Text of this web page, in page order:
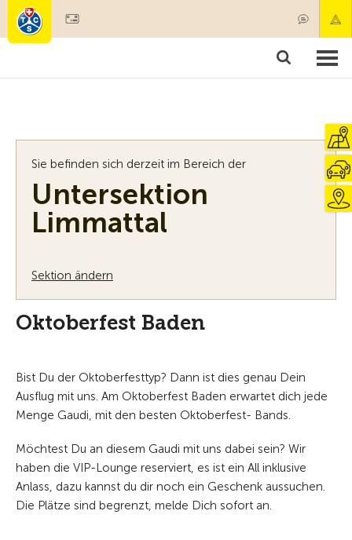
Mitgliedschaft & Leistungen
Sie befinden sich derzeit im Bereich der
Untersektion
Limmattal
Sektion ändern
Oktoberfest Baden
Bist Du der Oktoberfesttyp? Dann ist dies genau Dein
Ausflug mit uns. Am Oktoberfest Baden erwartet dich jede
Menge Gaudi, mit den besten Oktoberfest- Bands.
Möchtest Du an diesem Gaudi mit uns dabei sein? Wir
haben die VIP-Lounge reserviert, es ist ein All inklusive
Anlass, dazu kannst du dir noch ein Geschenk aussuchen.
Die Plätze sind begrenzt, melde Dich sofort an.